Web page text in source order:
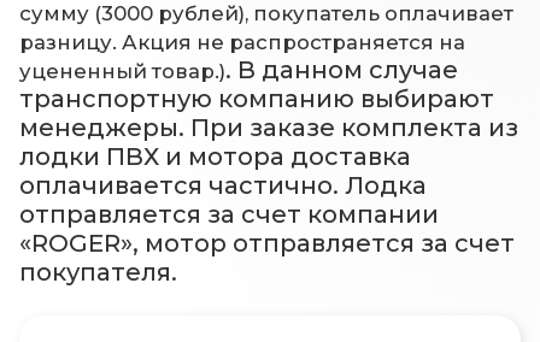
сумму (3000 рублей), покупатель оплачивает
разницу. Акция не распространяется на
уцененный товар.). В данном случае
транспортную компанию выбирают
менеджеры. При заказе комплекта из
лодки ПВХ и мотора доставка
оплачивается частично. Лодка
отправляется за счет компании
«ROGER», мотор отправляется за счет
покупателя.